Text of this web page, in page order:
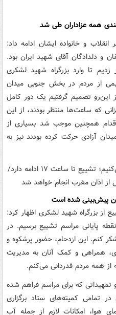
همه عزاداران طی شد
و خانواده ایشان ادامه داد:
و دلدادگان آقای شهید ایران بود.
تا وارد بزرگراه شهید لشکری
از مردم در بخش جنوبی میدان
این‌رو تصمیم گرفتیم یک دور کامل
که ساعت‌ها منتظر بودند، از این
همچنین موجب شد بسیاری از
آزادی حرکت کرده بودند نیز به
پیش‌بینی شده است
از بزرگراه شهید لشکری اظهار کرد:
پایانی مراسم تشییع برسیم. در
کنم. این ازدحام، حضور پرشکوه و
همراهی و کمک آنان به مدیریت
از همه مردم قدردانی می‌کنم.
تمهیداتی که برای مراسم فراهم شده
تمامی کمیته‌های ستاد برگزاری
هوا، امکانات لازم از جمله آب